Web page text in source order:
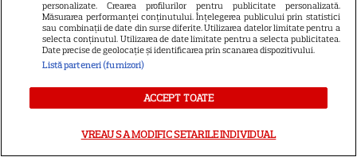
4
VEDETE ROMÂNEŞTI
Cezar Ouatu a devenit tată
pentru prima dată la 46 de ani.
Ce nume deosebit a ales
pentru fetița lui
VEDETE STRĂINE
personalizate. Crearea profilurilor pentru publicitate personalizată.
Măsurarea performanței conținutului. Înțelegerea publicului prin statistici
sau combinații de date din surse diferite. Utilizarea datelor limitate pentru a
selecta conținutul. Utilizarea de date limitate pentru a selecta publicitatea.
Date precise de geolocație și identificarea prin scanarea dispozitivului.
Listă parteneri (furnizori)
ACCEPT TOATE
VREAU SA MODIFIC SETARILE INDIVIDUAL